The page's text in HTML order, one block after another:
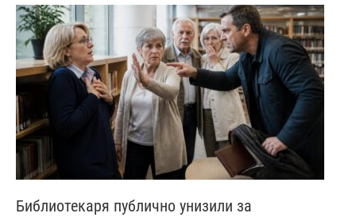
Библиотекаря публично унизили за